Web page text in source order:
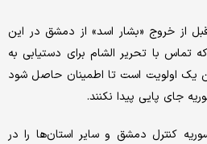
از خروج «بشار اسد» از دمشق در این
با تحریر الشام برای دستیابی به
یک اولویت است تا اطمینان حاصل شود
جای پایی پیدا نکنند.
کنترل دمشق و سایر استان‌ها را در